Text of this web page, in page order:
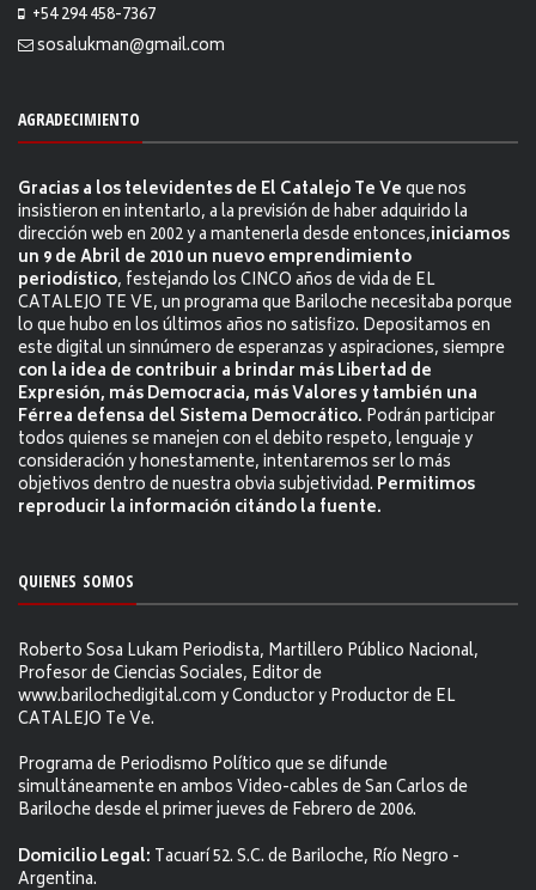
+54 294 458-7367
sosalukman@gmail.com
AGRADECIMIENTO
Gracias a los televidentes de El Catalejo Te Veque nos
insistieron en intentarlo, a la previsión de haber adquirido la
dirección web en 2002 y a mantenerla desde entonces,iniciamos
un 9 de Abril de 2010 un nuevo emprendimiento
periodístico, festejando los CINCO años de vida de EL
CATALEJO TE VE, un programa que Bariloche necesitaba porque
lo que hubo en los últimos años no satisfizo. Depositamos en
este digital un sinnúmero de esperanzas y aspiraciones, siempre
con la idea de contribuir a brindar más Libertad de
Expresión, más Democracia, más Valores y también una
Férrea defensa del Sistema Democrático. Podrán participar
todos quienes se manejen con el debito respeto, lenguaje y
consideración y honestamente, intentaremos ser lo más
objetivos dentro de nuestra obvia subjetividad. Permitimos
reproducir la información citándo la fuente.
QUIENES SOMOS
Roberto Sosa Lukam Periodista, Martillero Público Nacional,
Profesor de Ciencias Sociales, Editor de
www.barilochedigital.com y Conductor y Productor de EL
CATALEJO Te Ve.
Programa de Periodismo Político que se difunde
simultáneamente en ambos Video-cables de San Carlos de
Bariloche desde el primer jueves de Febrero de 2006.
Domicilio Legal: Tacuarí 52. S.C. de Bariloche, Río Negro -
Argentina.